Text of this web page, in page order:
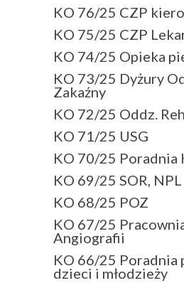
KO 76/25 CZP
KO 75/25 CZP
KO 74/25 Opieka
KO 73/25 Dyżury
Zakaźny
KO 72/25 Oddz.
KO 71/25 USG
KO 70/25 Poradnia
KO 69/25 SOR, NPL
KO 68/25 POZ
KO 67/25
Angiografii
KO 66/25 Poradnia
dzieci i młodzieży